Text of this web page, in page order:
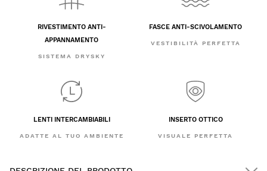
RIVESTIMENTO ANTI-
APPANNAMENTO
SISTEMA DRYSKY
FASCE ANTI-SCIVOLAMENTO
VESTIBILITÀ PERFETTA
LENTI INTERCAMBIABILI
ADATTE AL TUO AMBIENTE
INSERTO OTTICO
VISUALE PERFETTA